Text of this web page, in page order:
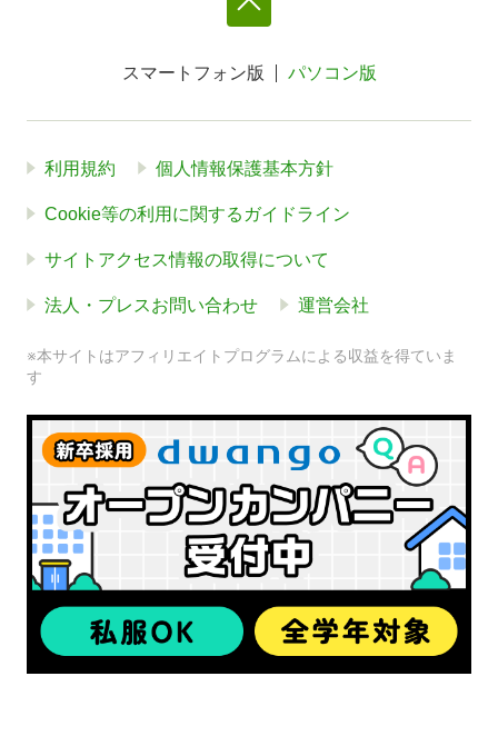
スマートフォン版 パソコン版
利用規約 個人情報保護基本方針
Cookie等の利用に関するガイドライン
サイトアクセス情報の取得について
法人・プレスお問い合わせ 運営会社
※本サイトはアフィリエイトプログラムによる収益を得ていま
す